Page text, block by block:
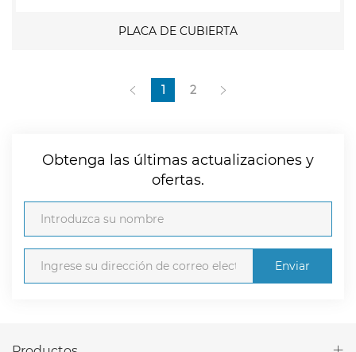
PLACA DE CUBIERTA
1 2
Obtenga las últimas actualizaciones y
ofertas.
Enviar